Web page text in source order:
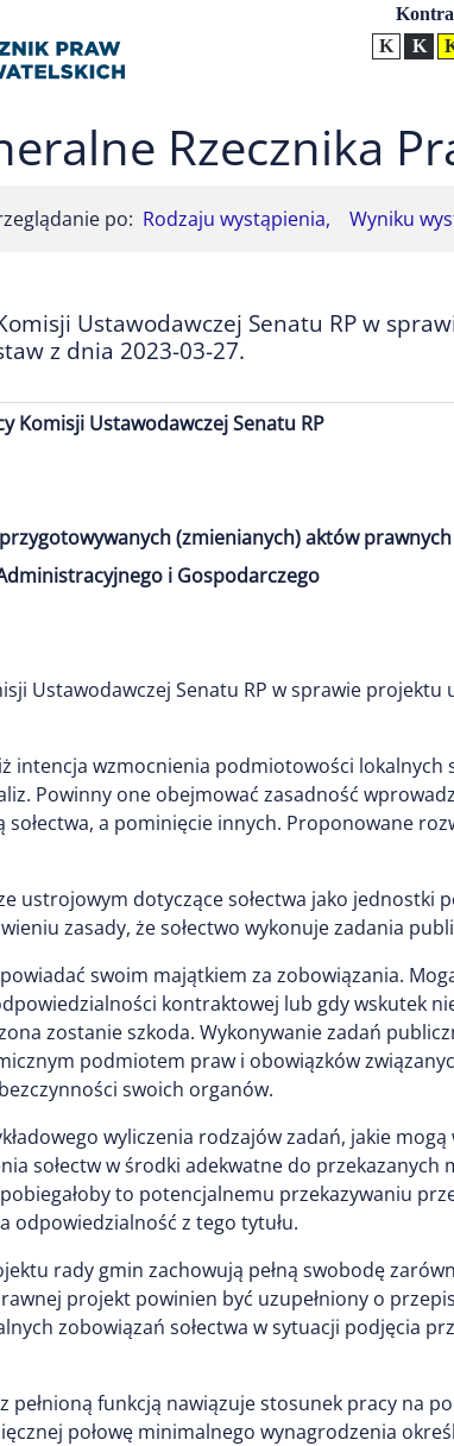
Ustawienia
Kontrast
Rzecznika
po: Rodzaju wystąpienia, Wyniku
Ustawodawczej Senatu RP w
z dnia 2023-03-27.
Komisji Ustawodawczej Senatu RP
(zmienianych) aktów prawnych
i Gospodarczego
Ustawodawczej Senatu RP w sprawie projektu
intencja wzmocnienia podmiotowości
Powinny one obejmować zasadność
a pominięcie innych. Proponowane
ustrojowym dotyczące sołectwa jako jednostki
zasady, że sołectwo wykonuje zadania
swoim majątkiem za zobowiązania.
kontraktowej lub gdy wskutek
zostanie szkoda. Wykonywanie zadań
podmiotem praw i obowiązków
swoich organów.
wyliczenia rodzajów zadań, jakie mogą
sołectw w środki adekwatne do
to potencjalnemu przekazywaniu
odpowiedzialność z tego tytułu.
rady gmin zachowują pełną swobodę
projekt powinien być uzupełniony o
zobowiązań sołectwa w sytuacji podjęcia
pełnioną funkcją nawiązuje stosunek pracy na
połowę minimalnego wynagrodzenia